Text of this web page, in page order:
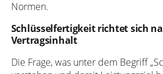
Normen.
Schlüsselfertigkeit richtet sich
Vertragsinhalt
Die Frage, was unter dem Begriff